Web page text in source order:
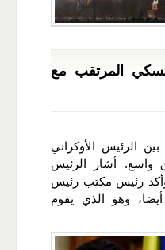
المرتقب مع
الرئيس الأوكراني
واسع. أشار الرئيس
رئيس مكتب رئيس
وهو الذي يقوم